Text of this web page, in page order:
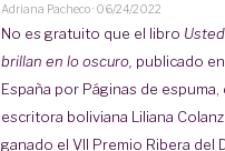
Adriana Pacheco· 06/24/2022
No es gratuito que el libro
brillan en lo oscuro, publicado en
España por Páginas de espuma,
escritora boliviana Liliana
ganado el VII Premio Ribera del